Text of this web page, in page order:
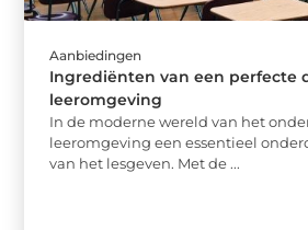
Aanbiedingen
Ingrediënten van een perfecte
leeromgeving
In de moderne wereld van het
leeromgeving een essentieel
van het lesgeven. Met de ...